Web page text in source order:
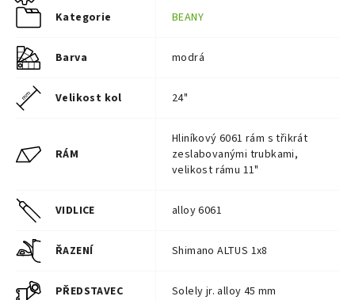
Kategorie BEANY
Barva modrá
Velikost kol 24"
RÁM
Hliníkový 6061 rám s třikrát
zeslabovanými trubkami,
velikost rámu 11"
VIDLICE alloy 6061
ŘAZENÍ Shimano ALTUS 1x8
PŘEDSTAVEC Solely jr. alloy 45 mm